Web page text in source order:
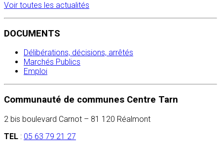
Voir toutes les actualités
DOCUMENTS
Délibérations, décisions, arrêtés
Marchés Publics
Emploi
Communauté de communes Centre Tarn
2 bis boulevard Carnot – 81 120 Réalmont
TEL : 05 63 79 21 27